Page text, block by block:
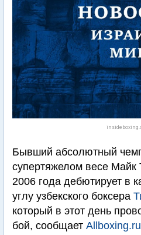
Бывший абсолютный
супертяжелом весе
2006 года дебютирует в
углу узбекского боксера
который в этот день
бой, сообщает Allboxing.ru